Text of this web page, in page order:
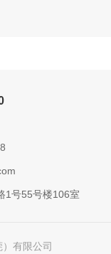
1号55号楼106室
有限公司